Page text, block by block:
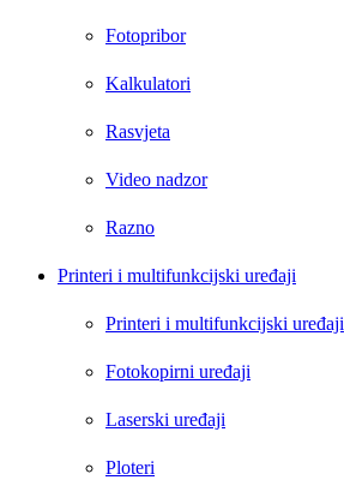
Fotopribor
Kalkulatori
Rasvjeta
Video nadzor
Razno
Printeri i multifunkcijski uređaji
Printeri i multifunkcijski uređaji
Fotokopirni uređaji
Laserski uređaji
Ploteri